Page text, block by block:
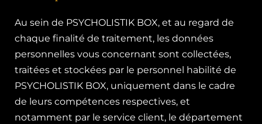
Au sein de PSYCHOLISTIK BOX, et au regard de
chaque finalité de traitement, les données
personnelles vous concernant sont collectées,
traitées et stockées par le personnel habilité de
PSYCHOLISTIK BOX, uniquement dans le cadre
de leurs compétences respectives, et
notamment par le service client, le département